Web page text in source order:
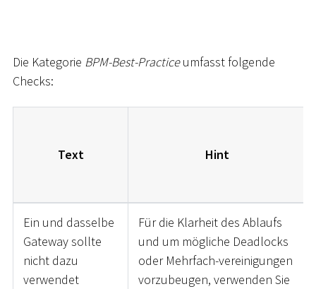
Die Kategorie BPM-Best-Practiceumfasst folgende
Checks:
Text Hint
Ein und dasselbe
Gateway sollte
nicht dazu
verwendet
Für die Klarheit des Ablaufs
und um mögliche Deadlocks
oder Mehrfach-vereinigungen
vorzubeugen, verwenden Sie